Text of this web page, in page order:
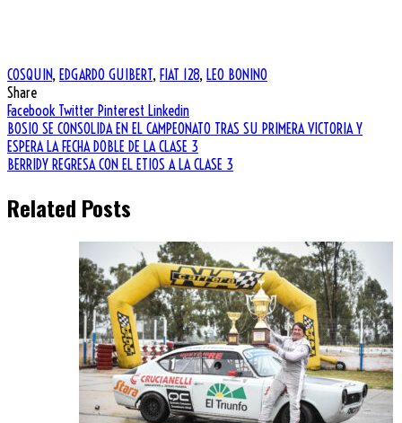
COSQUIN, EDGARDO GUIBERT, FIAT 128, LEO BONINO
Share
Facebook Twitter Pinterest Linkedin
Navegación
de
entradas
BOSIO SE CONSOLIDA EN EL CAMPEONATO TRAS SU PRIMERA VICTORIA Y
ESPERA LA FECHA DOBLE DE LA CLASE 3
BERRIDY REGRESA CON EL ETIOS A LA CLASE 3
Related Posts